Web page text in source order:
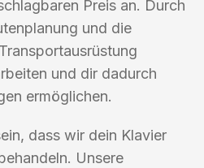
Preis an. Durch
und die
und dir dadurch
ermöglichen.
dass wir dein Klavier
Unsere